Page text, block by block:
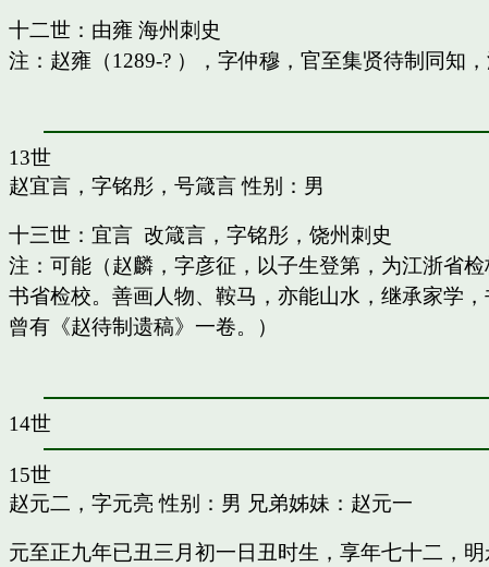
十二世：由雍 海州刺史
注：赵雍（1289-? ），字仲穆，官至集贤待制同知
13世
赵宜言，字铭彤，号箴言性别：男
十三世：宜言 改箴言，字铭彤，饶州刺史
注：可能（赵麟，字彦征，以子生登第，为江浙省
书省检校。善画人物、鞍马，亦能山水，继承家学
曾有《赵待制遗稿》一卷。）
14世
15世
赵元二，字元亮 性别：男 兄弟姊妹： 赵元一
元至正九年已丑三月初一日丑时生，享年七十二，